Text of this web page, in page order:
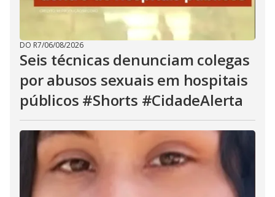
DO R7/06/08/2026
Seis técnicas denunciam colegas
por abusos sexuais em hospitais
públicos #Shorts #CidadeAlerta